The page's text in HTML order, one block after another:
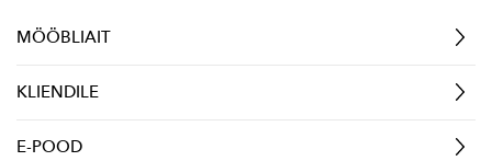
MÖÖBLIAIT
KLIENDILE
E-POOD